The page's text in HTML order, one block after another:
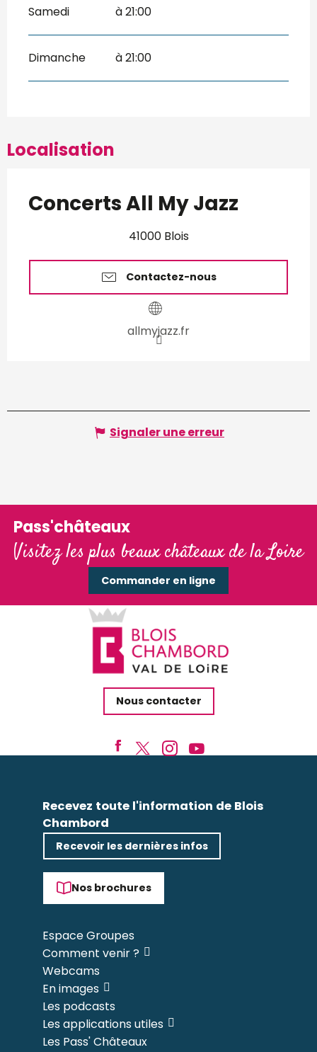
Samedi à 21:00
Dimanche à 21:00
Localisation
Concerts All My Jazz
41000 Blois
Contactez-nous
allmyjazz.fr
Signaler une erreur
Pass'châteaux
Visitez les plus beaux châteaux de la Loire
Commander en ligne
Nous contacter
Recevez toute l'information de Blois
Chambord
Recevoir les dernières infos
Nos brochures
Espace Groupes
Comment venir ?
Webcams
En images
Les podcasts
Les applications utiles
Les Pass' Châteaux